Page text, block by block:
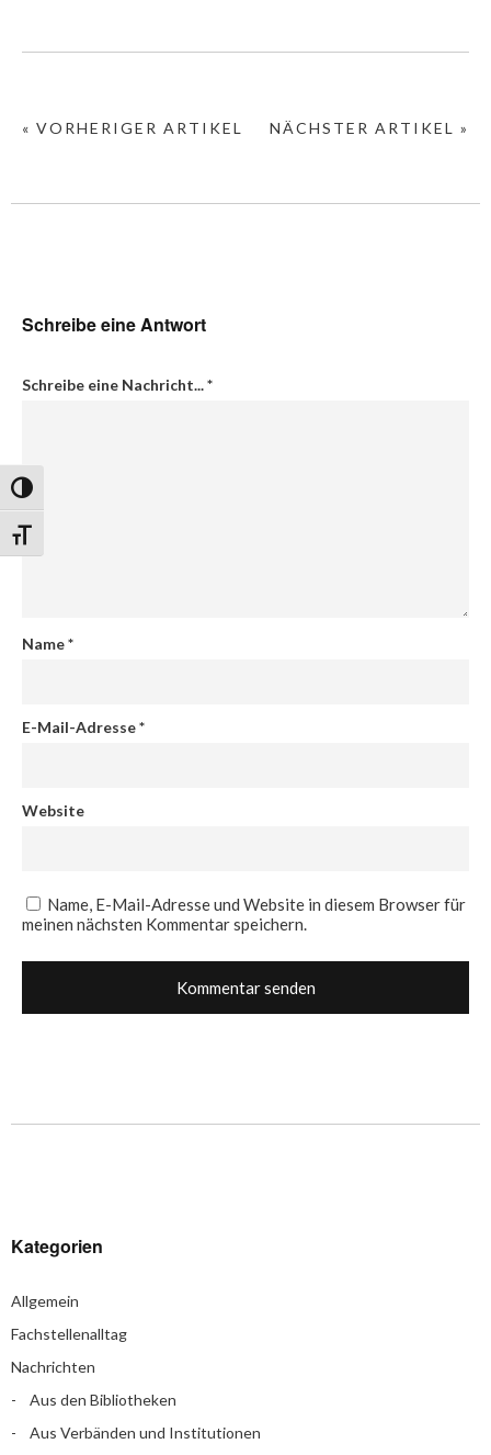
Umschalten auf hohe Kontraste
Schrift vergrößern
NÄCHSTER ARTIKEL »
« VORHERIGER ARTIKEL
Schreibe eine Antwort
Schreibe eine Nachricht...*
Name*
E-Mail-Adresse*
Website
Name, E-Mail-Adresse und Website in diesem Browser für
meinen nächsten Kommentar speichern.
Kategorien
Allgemein
Fachstellenalltag
Nachrichten
Aus den Bibliotheken
Aus Verbänden und Institutionen